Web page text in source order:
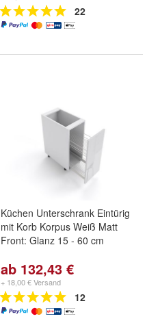
22
Küchen Unterschrank Eintürig
mit Korb Korpus Weiß Matt
Front: Glanz 15 - 60 cm
ab 132,43 €
+ 18,00 € Versand
12